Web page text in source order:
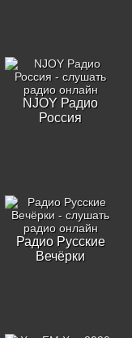
NJOY Радио
Россия
Радио Русские
Вечёрки